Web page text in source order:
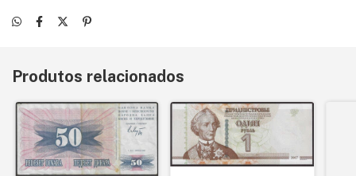
Produtos relacionados